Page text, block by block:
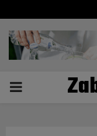
PRIMARY